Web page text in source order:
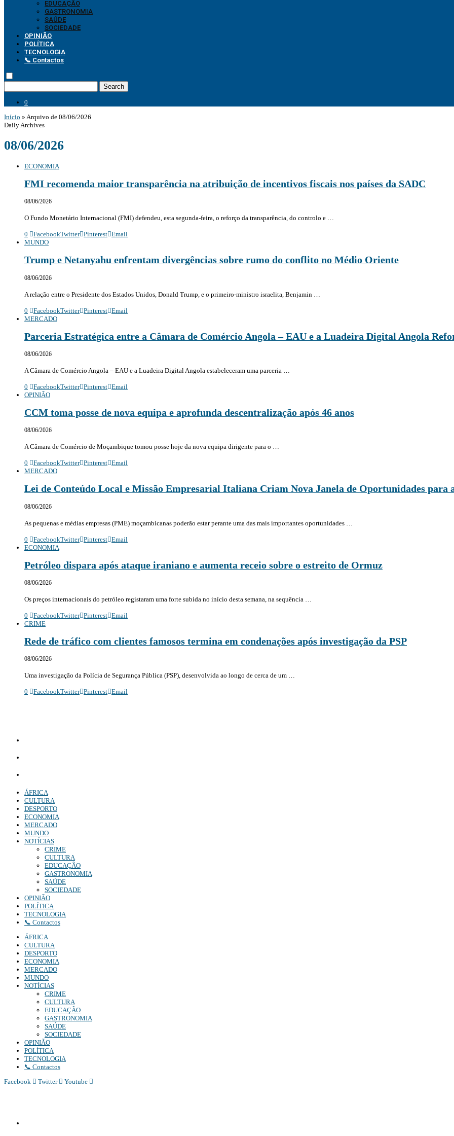
EDUCAÇÃO
GASTRONOMIA
SAÚDE
SOCIEDADE
OPINIÃO
POLÍTICA
TECNOLOGIA
📞 Contactos
Search
0
Início » Arquivo de 08/06/2026
Daily Archives
08/06/2026
ECONOMIA
FMI recomenda maior transparência na atribuição de incentivos fiscais nos países da SADC
08/06/2026
O Fundo Monetário Internacional (FMI) defendeu, esta segunda-feira, o reforço da transparência, do controlo e …
0 FacebookTwitter Pinterest Email
MUNDO
Trump e Netanyahu enfrentam divergências sobre rumo do conflito no Médio Oriente
08/06/2026
A relação entre o Presidente dos Estados Unidos, Donald Trump, e o primeiro-ministro israelita, Benjamin …
0 FacebookTwitter Pinterest Email
MERCADO
Parceria Estratégica entre a Câmara de Comércio Angola – EAU e a Luadeira Digital Angola
08/06/2026
A Câmara de Comércio Angola – EAU e a Luadeira Digital Angola estabeleceram uma parceria …
0 FacebookTwitter Pinterest Email
OPINIÃO
CCM toma posse de nova equipa e aprofunda descentralização após 46 anos
08/06/2026
A Câmara de Comércio de Moçambique tomou posse hoje da nova equipa dirigente para o …
0 FacebookTwitter Pinterest Email
MERCADO
Lei de Conteúdo Local e Missão Empresarial Italiana Criam Nova Janela de Oportunidades para
08/06/2026
As pequenas e médias empresas (PME) moçambicanas poderão estar perante uma das mais importantes oportunidades …
0 FacebookTwitter Pinterest Email
ECONOMIA
Petróleo dispara após ataque iraniano e aumenta receio sobre o estreito de Ormuz
08/06/2026
Os preços internacionais do petróleo registaram uma forte subida no início desta semana, na sequência …
0 FacebookTwitter Pinterest Email
CRIME
Rede de tráfico com clientes famosos termina em condenações após investigação da PSP
08/06/2026
Uma investigação da Polícia de Segurança Pública (PSP), desenvolvida ao longo de cerca de um …
0 FacebookTwitter Pinterest Email
ÁFRICA
CULTURA
DESPORTO
ECONOMIA
MERCADO
MUNDO
NOTÍCIAS
CRIME
CULTURA
EDUCAÇÃO
GASTRONOMIA
SAÚDE
SOCIEDADE
OPINIÃO
POLÍTICA
TECNOLOGIA
📞 Contactos
ÁFRICA
CULTURA
DESPORTO
ECONOMIA
MERCADO
MUNDO
NOTÍCIAS
CRIME
CULTURA
EDUCAÇÃO
GASTRONOMIA
SAÚDE
SOCIEDADE
OPINIÃO
POLÍTICA
TECNOLOGIA
📞 Contactos
Facebook
Twitter Youtube